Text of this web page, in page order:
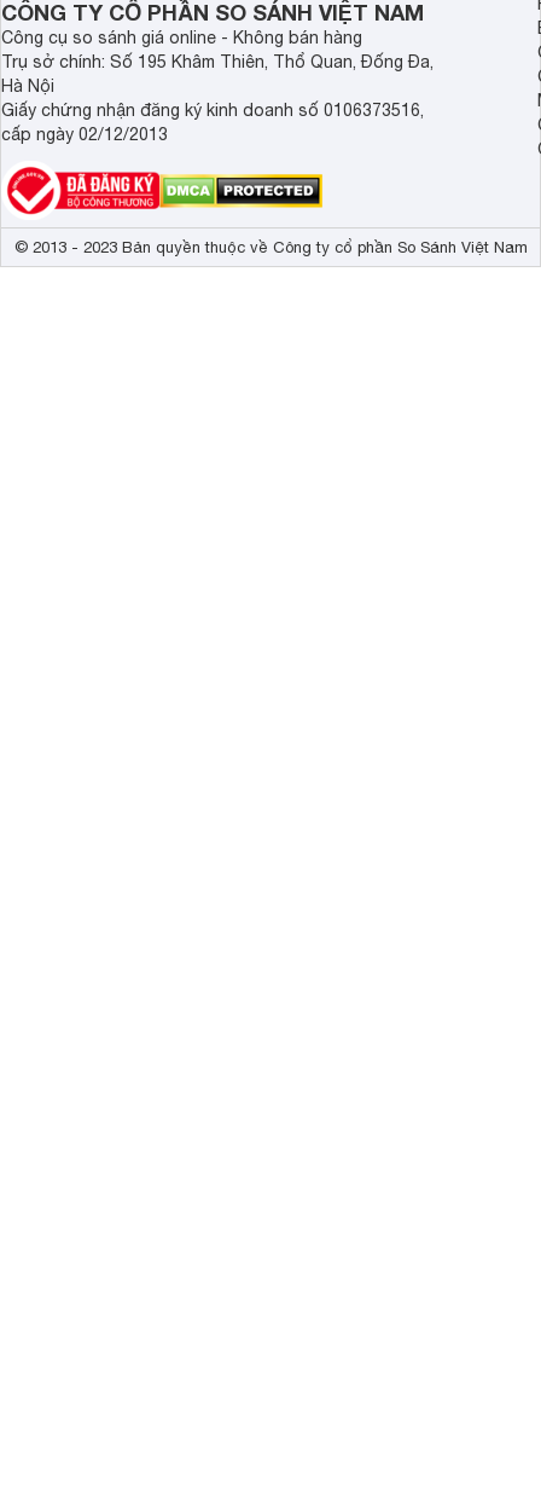
CÔNG TY CỔ PHẦN SO SÁNH VIỆT NAM
Công cụ so sánh giá online - Không bán hàng
Trụ sở chính: Số 195 Khâm Thiên, Thổ Quan, Đống Đa,
Hà Nội
Giấy chứng nhận đăng ký kinh doanh số 0106373516,
cấp ngày 02/12/2013
© 2013 - 2023 Bản quyền thuộc về Công ty cổ phần So Sánh Việt Nam